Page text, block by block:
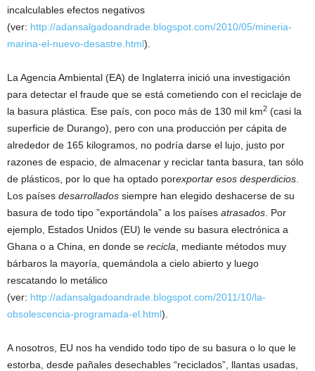
incalculables efectos negativos
(ver: http://adansalgadoandrade.blogspot.com/2010/05/mineria-
marina-el-nuevo-desastre.html).
La Agencia Ambiental (EA) de Inglaterra inició una investigación
para detectar el fraude que se está cometiendo con el reciclaje de
la basura plástica. Ese país, con poco más de 130 mil km2 (casi la
superficie de Durango), pero con una producción per cápita de
alrededor de 165 kilogramos, no podría darse el lujo, justo por
razones de espacio, de almacenar y reciclar tanta basura, tan sólo
de plásticos, por lo que ha optado porexportar esos desperdicios
Los países desarrollados siempre han elegido deshacerse de su
basura de todo tipo ”exportándola” a los países atrasados . Por
ejemplo, Estados Unidos (EU) le vende su basura electrónica a
Ghana o a China, en donde se recicla , mediante métodos muy
bárbaros la mayoría, quemándola a cielo abierto y luego
rescatando lo metálico
(ver: http://adansalgadoandrade.blogspot.com/2011/10/la-
obsolescencia-programada-el.html).
A nosotros, EU nos ha vendido todo tipo de su basura o lo que le
estorba, desde pañales desechables “reciclados”, llantas usadas,